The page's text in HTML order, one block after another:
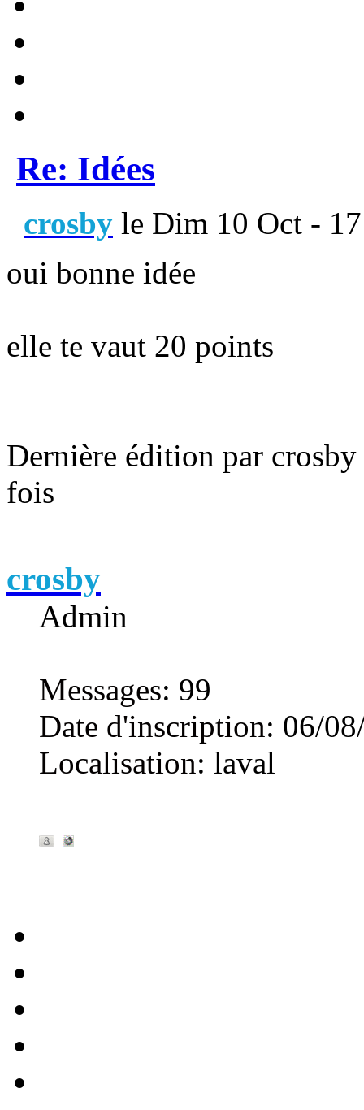
Re: Idées
crosby le Dim 10 Oct -
oui bonne idée
elle te vaut 20 points
Dernière édition par
fois
crosby
Admin
Messages: 99
Date d'inscription: 06/
Localisation: laval